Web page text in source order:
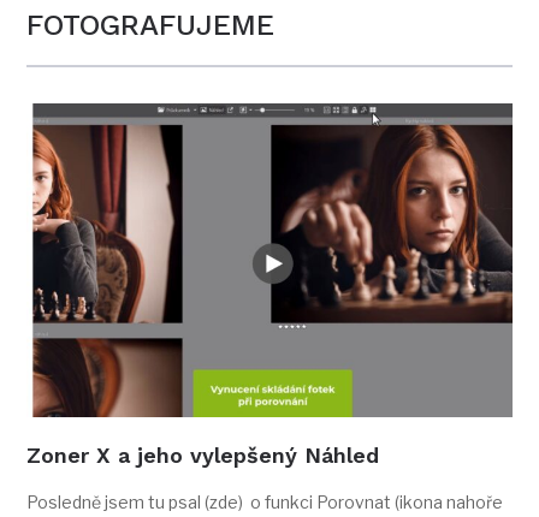
FOTOGRAFUJEME
Zoner X a jeho vylepšený Náhled
Posledně jsem tu psal (zde) o funkci Porovnat (ikona nahoře